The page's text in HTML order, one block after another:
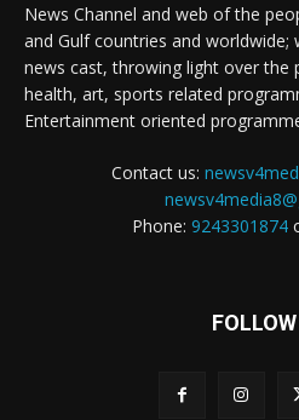
News Channel and web of the
and Gulf countries and worldwide;
news cast, throwing light over the
health, art, sports related
Entertainment oriented
Contact us:
Phone: 9243301874